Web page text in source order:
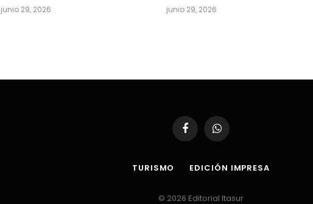
junio 29, 2026 junio 29, 2026
FacebookWhatsApp
TURISMO EDICIÓN IMPRESA
© 2026 Editorial Itasur